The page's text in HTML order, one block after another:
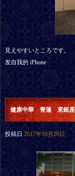
見えやすいところです。
发自我的 iPhone
健康中華 青蓮 東銀
投稿日 2017年10月20日